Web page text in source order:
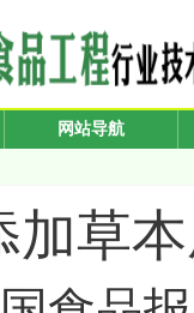
网站导航
加草